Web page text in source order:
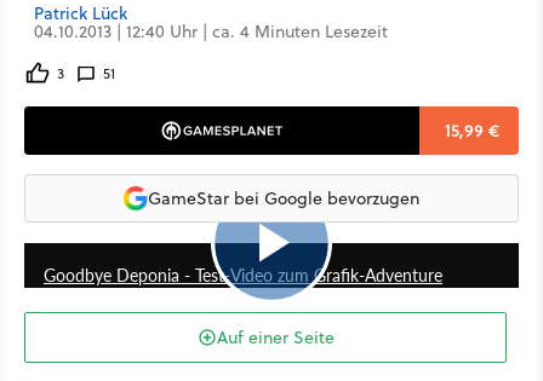
Patrick Lück
04.10.2013 | 12:40 Uhr | ca. 4 Minuten Lesezeit
3 51
15,99 €
GameStar bei Google bevorzugen
6:55
Goodbye Deponia - Test-Video zum Grafik-Adventure
Auf einer Seite